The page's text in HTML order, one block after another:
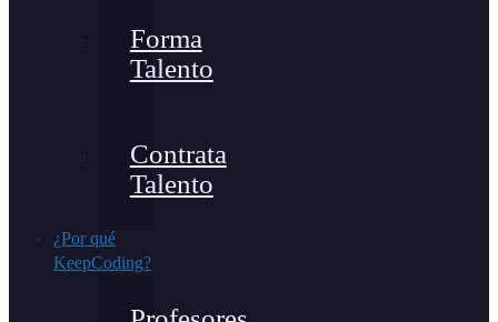
Forma
Talento
Contrata
Talento
¿Por qué
KeepCoding?